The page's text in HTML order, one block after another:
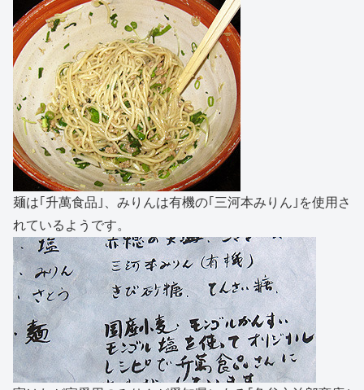
麺は｢升萬食品｣、みりんは有機の｢三河本みりん｣を使用さ
れているようです。